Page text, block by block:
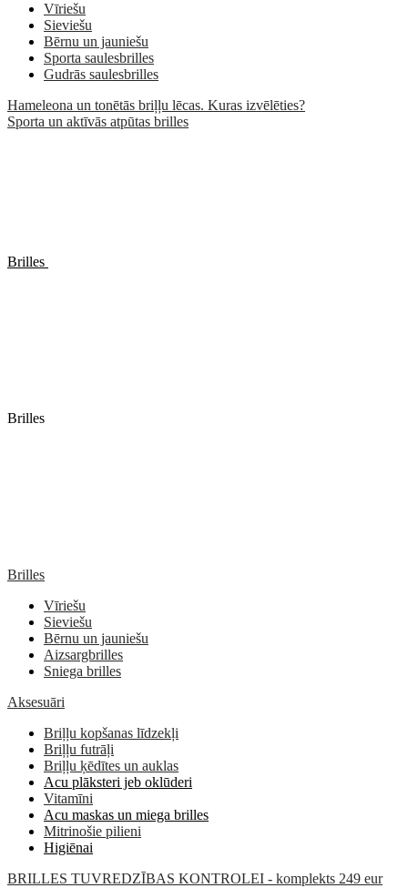
Vīriešu
Sieviešu
Bērnu un jauniešu
Sporta saulesbrilles
Gudrās saulesbrilles
Hameleona un tonētās briļļu lēcas. Kuras izvēlēties?
Sporta un aktīvās atpūtas brilles
Brilles
Brilles
Brilles
Vīriešu
Sieviešu
Bērnu un jauniešu
Aizsargbrilles
Sniega brilles
Aksesuāri
Briļļu kopšanas līdzekļi
Briļļu futrāļi
Briļļu ķēdītes un auklas
Acu plāksteri jeb oklūderi
Vitamīni
Acu maskas un miega brilles
Mitrinošie pilieni
Higiēnai
BRILLES TUVREDZĪBAS KONTROLEI - komplekts 249 eur